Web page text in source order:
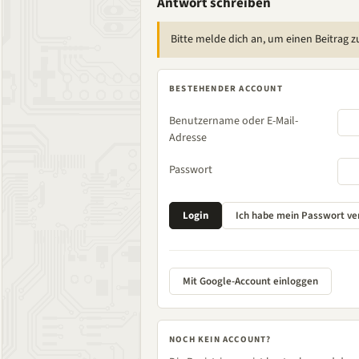
Bitte melde dich an, um einen Beitrag
BESTEHENDER ACCOUNT
Benutzername oder E-Mail-
Adresse
Passwort
Mit Google-Account einloggen
NOCH KEIN ACCOUNT?